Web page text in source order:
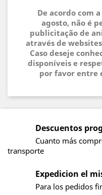
De acordo com a
agosto, não é
publicitação de
através de
Caso deseje
disponíveis e
por favor entre
Descuentos
Cuanto más
transporte
Expedicion el
Para los pedidos